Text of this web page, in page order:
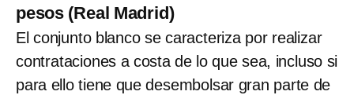
pesos (Real Madrid)
El conjunto blanco se caracteriza por realizar
contrataciones a costa de lo que sea, incluso si
para ello tiene que desembolsar gran parte de